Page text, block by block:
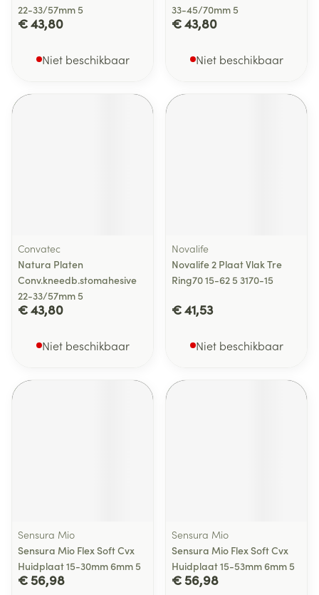
22-33/57mm 5
€ 43,80
Niet beschikbaar
33-45/70mm 5
€ 43,80
Niet beschikbaar
Convatec
Natura Platen
Conv.kneedb.stomahesive
22-33/57mm 5
€ 43,80
Niet beschikbaar
Novalife
Novalife 2 Plaat Vlak Tre
Ring70 15-62 5 3170-15
€ 41,53
Niet beschikbaar
Sensura Mio
Sensura Mio Flex Soft Cvx
Huidplaat 15-30mm 6mm 5
€ 56,98
Sensura Mio
Sensura Mio Flex Soft Cvx
Huidplaat 15-53mm 6mm 5
€ 56,98